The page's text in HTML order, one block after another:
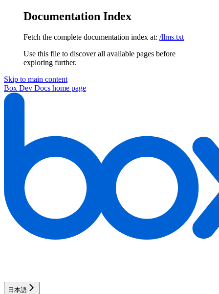
Documentation Index
Fetch the complete documentation index at: /llms.txt
Use this file to discover all available pages before
exploring further.
Skip to main content
Box Dev Docs home page
日本語